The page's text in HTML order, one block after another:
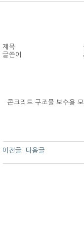
제목
글쓴이
콘크리트 구조물 보수용
이전글 다음글